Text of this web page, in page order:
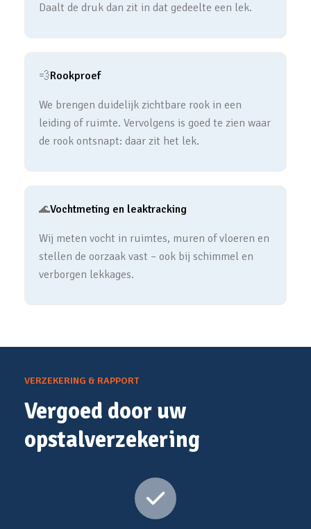
Daalt de druk dan zit in dat gedeelte een lek.
💨Rookproef
We brengen duidelijk zichtbare rook in een
leiding of ruimte. Vervolgens is goed te zien waar
de rook ontsnapt: daar zit het lek.
🌊Vochtmeting en leaktracking
Wij meten vocht in ruimtes, muren of vloeren en
stellen de oorzaak vast – ook bij schimmel en
verborgen lekkages.
VERZEKERING & RAPPORT
Vergoed door uw
opstalverzekering